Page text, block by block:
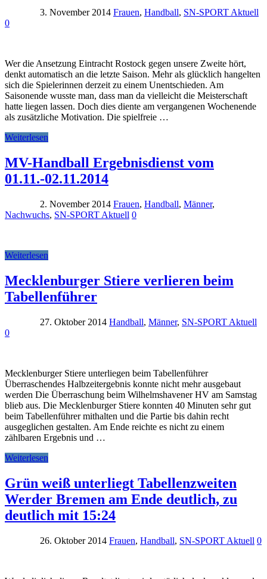
3. November 2014 Frauen, Handball, SN-SPORT Aktuell
0
Wer die Ansetzung Eintracht Rostock gegen unsere Zweite hört,
denkt automatisch an die letzte Saison. Mehr als glücklich hangelten
sich die Spielerinnen derzeit zu einem Unentschieden. Am
Saisonende wusste man, dass man da vielleicht die Meisterschaft
hatte liegen lassen. Doch dies diente am vergangenen Wochenende
als zusätzliche Motivation. Die spielfreie …
Weiterlesen
MV-Handball Ergebnisdienst vom
01.11.-02.11.2014
2. November 2014 Frauen, Handball, Männer,
Nachwuchs, SN-SPORT Aktuell 0
Weiterlesen
Mecklenburger Stiere verlieren beim
Tabellenführer
27. Oktober 2014 Handball, Männer, SN-SPORT Aktuell
0
Mecklenburger Stiere unterliegen beim Tabellenführer
Überraschendes Halbzeitergebnis konnte nicht mehr ausgebaut
werden Die Überraschung beim Wilhelmshavener HV am Samstag
blieb aus. Die Mecklenburger Stiere konnten 40 Minuten sehr gut
beim Tabellenführer mithalten und die Partie bis dahin recht
ausgeglichen gestalten. Am Ende reichte es nicht zu einem
zählbaren Ergebnis und …
Weiterlesen
Grün weiß unterliegt Tabellenzweiten
Werder Bremen am Ende deutlich, zu
deutlich mit 15:24
26. Oktober 2014 Frauen, Handball, SN-SPORT Aktuell 0